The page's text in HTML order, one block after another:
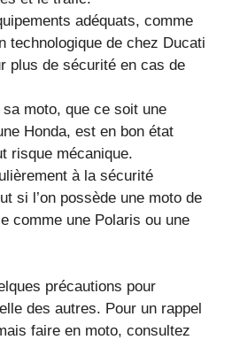
adéquats, comme
technologique de chez Ducati
plus de sécurité en cas de
sa moto, que ce soit une
Honda, est en bon état
risque mécanique.
à la sécurité
si l’on possède une moto de
comme une Polaris ou une
précautions pour
des autres. Pour un rappel
faire en moto, consultez